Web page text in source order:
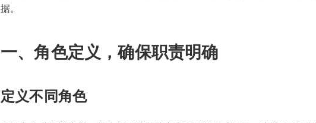
据。
一、角色定义，确保职责明确
定义不同角色